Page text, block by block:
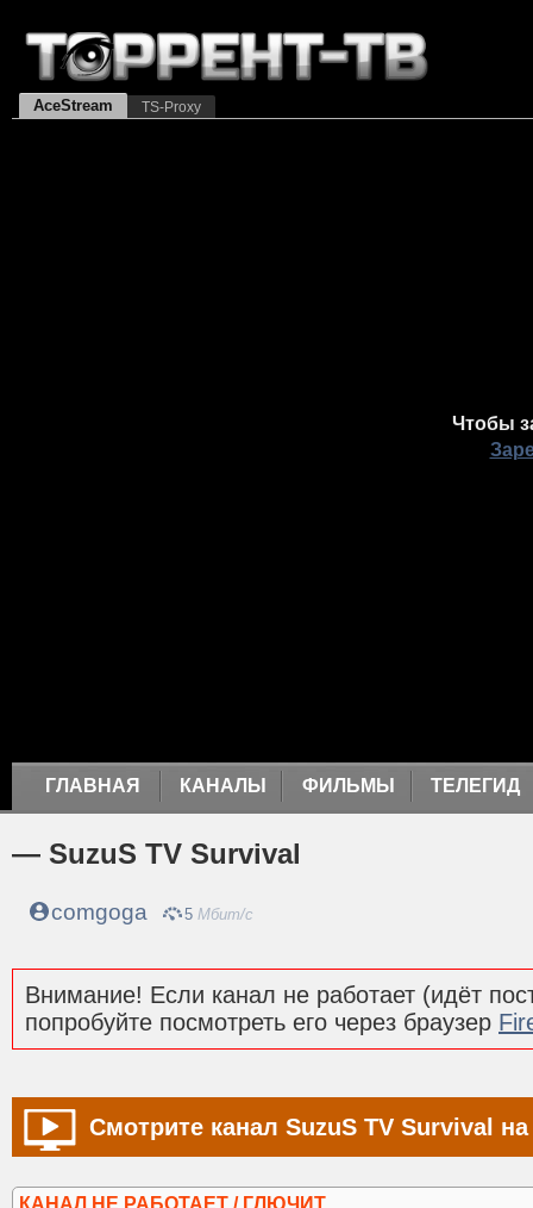
AceStream TS-Proxy
Чтобы
ГЛАВНАЯ КАНАЛЫ ФИЛЬМЫ ТЕЛЕГИД
— SuzuS TV Survival
comgoga 5 Мбит/с
Внимание! Если канал не работает (идёт
попробуйте посмотреть его через браузер
Смотрите канал SuzuS TV Survival
КАНАЛ НЕ РАБОТАЕТ / ГЛЮЧИТ